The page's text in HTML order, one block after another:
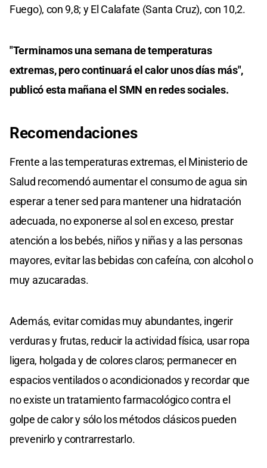
Fuego), con 9,8; y El Calafate (Santa Cruz), con 10,2.
"Terminamos una semana de temperaturas
extremas, pero continuará el calor unos días más",
publicó esta mañana el SMN en redes sociales.
Recomendaciones
Frente a las temperaturas extremas, el Ministerio de
Salud recomendó aumentar el consumo de agua sin
esperar a tener sed para mantener una hidratación
adecuada, no exponerse al sol en exceso, prestar
atención a los bebés, niños y niñas y a las personas
mayores, evitar las bebidas con cafeína, con alcohol o
muy azucaradas.
Además, evitar comidas muy abundantes, ingerir
verduras y frutas, reducir la actividad física, usar ropa
ligera, holgada y de colores claros; permanecer en
espacios ventilados o acondicionados y recordar que
no existe un tratamiento farmacológico contra el
golpe de calor y sólo los métodos clásicos pueden
prevenirlo y contrarrestarlo.